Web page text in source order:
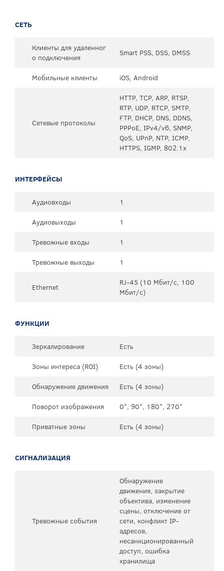
СЕТЬ
Клиенты для удаленног
о подключения
Smart PSS, DSS, DMSS
Мобильные клиенты iOS, Android
Сетевые протоколы
HTTP, TCP, ARP, RTSP,
RTP, UDP, RTCP, SMTP,
FTP, DHCP, DNS, DDNS,
PPPoE, IPv4/v6, SNMP,
QoS, UPnP, NTP, ICMP,
HTTPS, IGMP, 802.1x
ИНТЕРФЕЙСЫ
Аудиовходы
1
Аудиовыходы
1
Тревожные входы
1
Тревожные выходы
1
Ethernet
RJ-45 (10 Мбит/с, 100
Мбит/с)
ФУНКЦИИ
Зеркалирование
Есть
Зоны интереса (ROI)
Есть (4 зоны)
Обнаружение движения
Есть (4 зоны)
Поворот изображения
0°, 90°, 180°, 270°
Приватные зоны
Есть (4 зоны)
СИГНАЛИЗАЦИЯ
Тревожные события
Обнаружение
движения, закрытие
объектива, изменение
сцены, отключение от
сети, конфликт IP-
адресов,
несанкционированный
доступ, ошибка
хранилища